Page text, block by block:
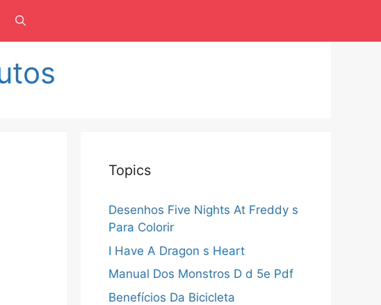
Topics
Desenhos Five Nights At Freddy s
Para Colorir
I Have A Dragon s Heart
Manual Dos Monstros D d 5e Pdf
Benefícios Da Bicicleta